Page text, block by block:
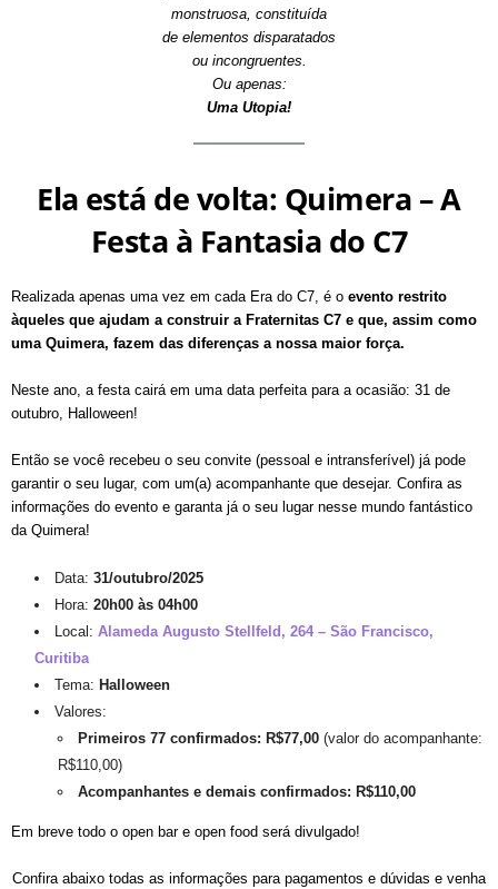
monstruosa, constituída
de elementos disparatados
ou incongruentes.
Ou apenas:
Uma Utopia!
Ela está de volta: Quimera – A
Festa à Fantasia do C7
Realizada apenas uma vez em cada Era do C7, é o evento restrito
àqueles que ajudam a construir a Fraternitas C7 e que, assim como
uma Quimera, fazem das diferenças a nossa maior força.
Neste ano, a festa cairá em uma data perfeita para a ocasião: 31 de
outubro, Halloween!
Então se você recebeu o seu convite (pessoal e intransferível) já pode
garantir o seu lugar, com um(a) acompanhante que desejar. Confira as
informações do evento e garanta já o seu lugar nesse mundo fantástico
da Quimera!
Data: 31/outubro/2025
Hora: 20h00 às 04h00
Local: Alameda Augusto Stellfeld, 264 – São Francisco,
Curitiba
Tema: Halloween
Valores:
Primeiros 77 confirmados: R$77,00 (valor do acompanhante:
R$110,00)
Acompanhantes e demais confirmados: R$110,00
Em breve todo o open bar e open food será divulgado!
Confira abaixo todas as informações para pagamentos e dúvidas e venha